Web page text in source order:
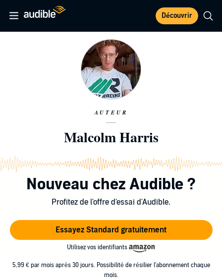
Découvrir
AUTEUR
Malcolm Harris
Nouveau chez Audible ?
Profitez de l'offre d'essai d'Audible.
Essayez Standard gratuitement
Utilisez vos identifiants
5,99 € par mois après 30 jours. Possibilité de résilier l'abonnement chaque
mois.